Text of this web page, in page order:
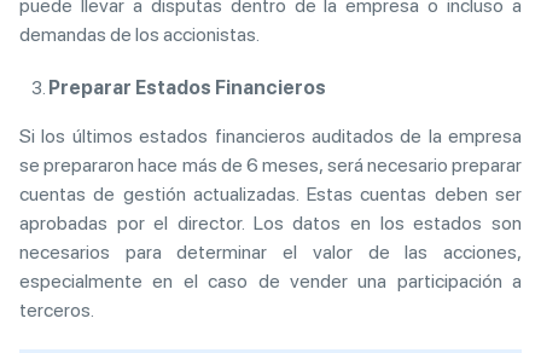
puede llevar a disputas dentro de la empresa o incluso a
demandas de los accionistas.
Preparar Estados Financieros
Si los últimos estados financieros auditados de la empresa
se prepararon hace más de 6 meses, será necesario preparar
cuentas de gestión actualizadas. Estas cuentas deben ser
aprobadas por el director. Los datos en los estados son
necesarios para determinar el valor de las acciones,
especialmente en el caso de vender una participación a
terceros.